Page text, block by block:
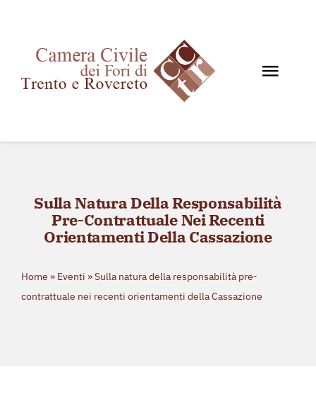
contenuto
Chi siamo
News e Giurisprudenza
Eventi
Sulla Natura Della Responsabilità
Pre-Contrattuale Nei Recenti
Orientamenti Della Cassazione
Home » Eventi »Sulla natura della responsabilità pre-
contrattuale nei recenti orientamenti della Cassazione